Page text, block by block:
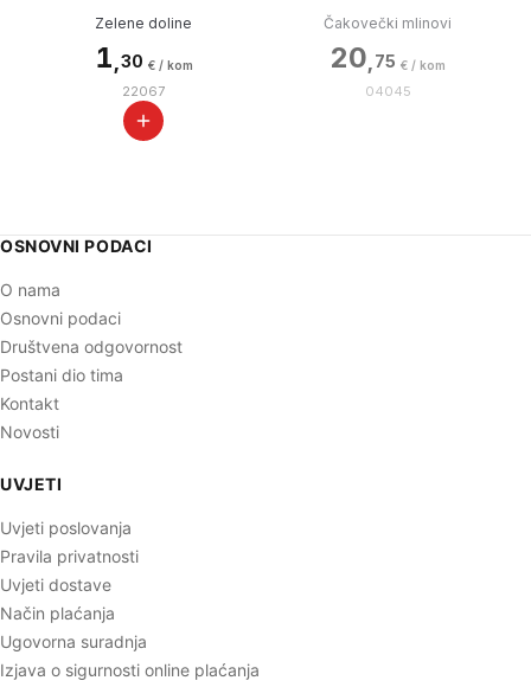
Zelene doline
1 30 € / kom
22067
Čakovečki mlinovi
20 75 € / kom
04045
OSNOVNI PODACI
O nama
Osnovni podaci
Društvena odgovornost
Postani dio tima
Kontakt
Novosti
UVJETI
Uvjeti poslovanja
Pravila privatnosti
Uvjeti dostave
Način plaćanja
Ugovorna suradnja
Izjava o sigurnosti online plaćanja